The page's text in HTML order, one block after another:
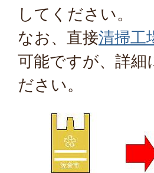
してください。
なお、直接清掃工
可能ですが、詳細
ださい。